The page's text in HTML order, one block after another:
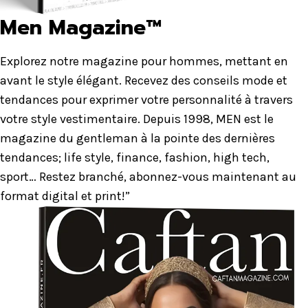
Men Magazine™
Explorez notre magazine pour hommes, mettant en
avant le style élégant. Recevez des conseils mode et
tendances pour exprimer votre personnalité à travers
votre style vestimentaire. Depuis 1998, MEN est le
magazine du gentleman à la pointe des dernières
tendances; life style, finance, fashion, high tech,
sport… Restez branché, abonnez-vous maintenant au
format digital et print!”